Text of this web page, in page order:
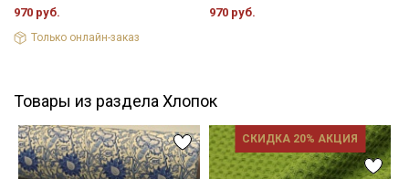
970 руб.
Только онлайн-заказ
970 руб.
Товары из раздела Хлопок
СКИДКА 20% АКЦИЯ